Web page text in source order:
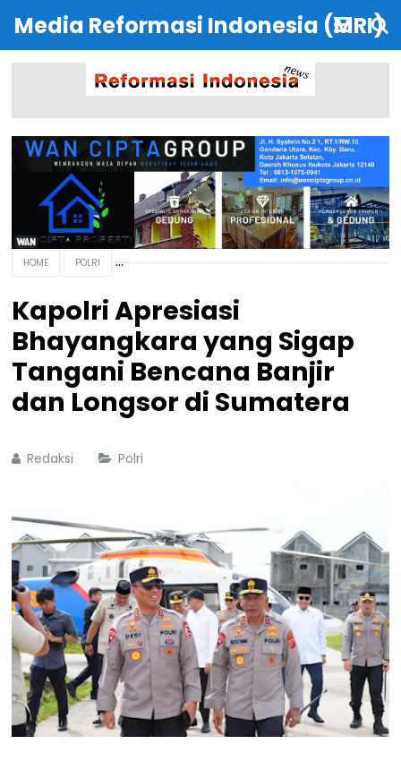
Media Reformasi Indonesia (MRI)
HOME POLRI
Kapolri Apresiasi
Bhayangkara yang Sigap
Tangani Bencana Banjir
dan Longsor di Sumatera
Redaksi Polri